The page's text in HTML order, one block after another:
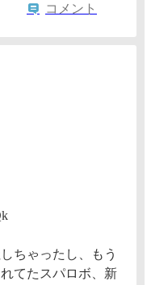
コメント
ちゃったし、もう
てたスパロボ、新